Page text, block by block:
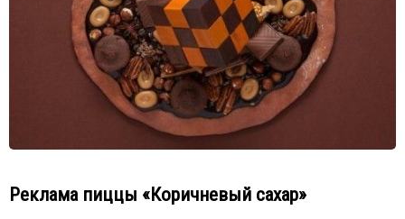
Реклама пиццы «Коричневый сахар»